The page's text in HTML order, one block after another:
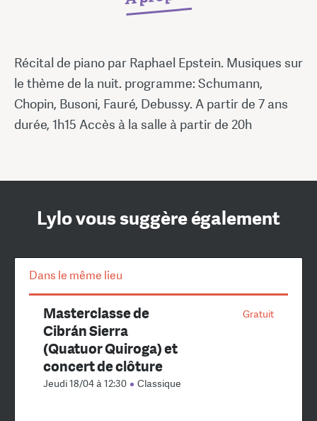
Récital de piano par Raphael Epstein. Musiques sur
le thème de la nuit. programme: Schumann,
Chopin, Busoni, Fauré, Debussy. A partir de 7 ans
durée, 1h15 Accès à la salle à partir de 20h
Lylo vous suggère également
Dans le même lieu
Gratuit
Masterclasse de
Cibrán Sierra
(Quatuor Quiroga) et
concert de clôture
Jeudi 18/04 à 12:30 Classique